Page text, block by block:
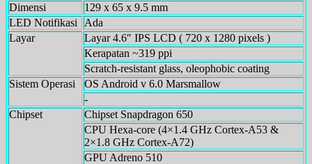
Dimensi
129 x 65 x 9.5 mm
LED Notifikasi
Ada
Layar
Layar 4.6″ IPS LCD ( 720 x 1280 pixels )
Kerapatan ~319 ppi
Scratch-resistant glass, oleophobic coating
Sistem Operasi
OS Android v 6.0 Marsmallow
-
Chipset
Chipset Snapdragon 650
CPU Hexa-core (4×1.4 GHz Cortex-A53 &
2×1.8 GHz Cortex-A72)
GPU Adreno 510